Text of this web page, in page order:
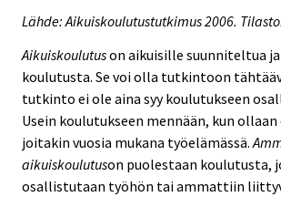
Lähde: Aikuiskoulutustutkimus 2006.
Aikuiskoulutuson aikuisille suunniteltua
koulutusta. Se voi olla tutkintoon
tutkinto ei ole aina syy koulutukseen
Usein koulutukseen mennään, kun
joitakin vuosia mukana työelämässä.
aikuiskoulutuson puolestaan koulutusta,
osallistutaan työhön tai ammattiin